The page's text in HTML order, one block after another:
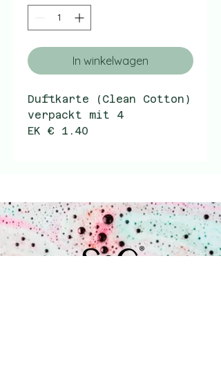
In winkelwagen
Duftkarte (Clean Cotton)
verpackt mit 4
EK € 1.40